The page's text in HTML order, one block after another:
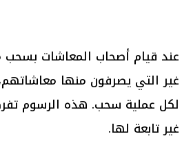
عند قيام أصحاب المعاشات
لكل عملية سحب. هذه الرسوم
غير تابعة لها.